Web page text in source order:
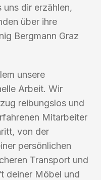
uns dir erzählen,
über ihre
Bergmann Graz
unsere
Arbeit. Wir
reibungslos und
Mitarbeiter
von der
persönlichen
Transport und
deiner Möbel und